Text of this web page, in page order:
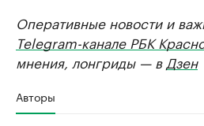
Оперативные новости и
Telegram-канале РБК
мнения, лонгриды — в Дзен
Авторы